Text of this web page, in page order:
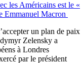
les Américains est le «
Emmanuel Macron
un plan de paix
Zelensky a
à Londres
par le président